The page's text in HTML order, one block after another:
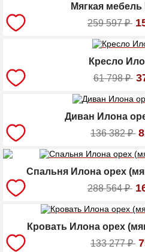
Мягкая
259 597₽
Кресло
61 798₽
Диван Илона
136 382₽
Спальня Илона орех
288 564₽
Кровать Илона орех
133 277₽